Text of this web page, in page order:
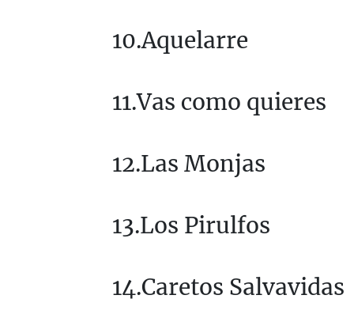
10.Aquelarre
11.Vas como quieres
12.Las Monjas
13.Los Pirulfos
14.Caretos Salvavidas